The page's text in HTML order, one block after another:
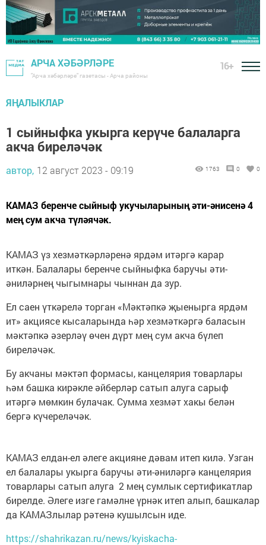
АРЧА ХӘБӘРЛӘРЕ
"Арча хәбәрләре" газетасы - Арча районы
16+
ЯҢАЛЫКЛАР
1 сыйныфка укырга керүче балаларга
акча биреләчәк
автор, 12 август 2023 - 09:19 1763 0 0
КАМАЗ беренче сыйныф укучыларының әти-әнисенә 4
мең сум акча түләячәк.
КАМАЗ үз хезмәткәрләренә ярдәм итәргә карар
иткән. Балалары беренче сыйныфка баручы әти-
әниләрнең чыгымнары чыннан да зур.
Ел саен үткәрелә торган «Мәктәпкә җыенырга ярдәм
ит» акциясе кысаларында һәр хезмәткәргә баласын
мәктәпкә әзерләү өчен дүрт мең сум акча бүлеп
биреләчәк.
Бу акчаны мәктәп формасы, канцелярия товарлары
һәм башка кирәкле әйберләр сатып алуга сарыф
итәргә мөмкин булачак. Сумма хезмәт хакы белән
бергә күчереләчәк.
КАМАЗ елдан-ел әлеге акцияне дәвам итеп килә. Узган
ел балалары укырга баручы әти-әниләргә канцелярия
товарлары сатып алуга 2 мең сумлык сертификатлар
бирелде. Әлеге изге гамәлне үрнәк итеп алып, башкалар
да КАМАЗлылар рәтенә кушылсын иде.
https://shahrikazan.ru/news/kyiskacha-